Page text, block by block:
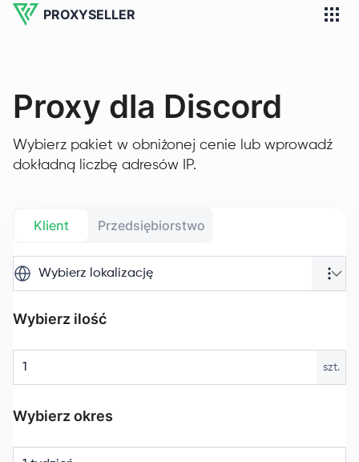
PROXYSELLER
Proxy dla Discord
Wybierz pakiet w obniżonej cenie lub wprowadź
dokładną liczbę adresów IP.
Klient Przedsiębiorstwo
Wybierz lokalizację
Wybierz ilość
szt.
Wybierz okres